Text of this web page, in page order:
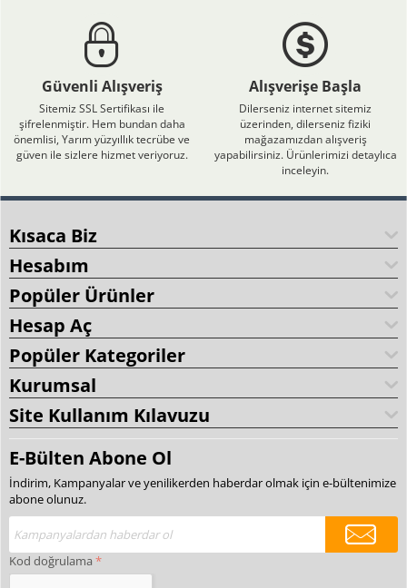
Güvenli Alışveriş
Sitemiz SSL Sertifikası ile
şifrelenmiştir. Hem bundan daha
önemlisi, Yarım yüzyıllık tecrübe ve
güven ile sizlere hizmet veriyoruz.
Alışverişe Başla
Dilerseniz internet sitemiz
üzerinden, dilerseniz fiziki
mağazamızdan alışveriş
yapabilirsiniz. Ürünlerimizi detaylıca
inceleyin.
Kısaca Biz
Hesabım
Popüler Ürünler
Hesap Aç
Popüler Kategoriler
Kurumsal
Site Kullanım Kılavuzu
E-Bülten Abone Ol
İndirim, Kampanyalar ve yenilikerden haberdar olmak için e-bültenimize
abone olunuz.
Kod doğrulama